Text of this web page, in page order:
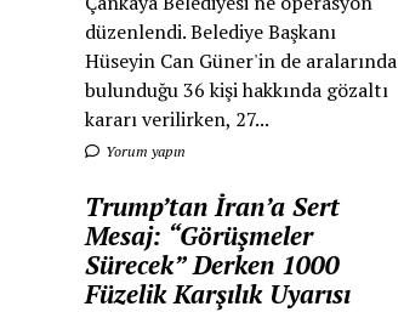
düzenlendi. Belediye Başkanı
Hüseyin Can Güner'in de aralarında
bulunduğu 36 kişi hakkında gözaltı
kararı verilirken, 27...
Yorum yapın
Trump’tan İran’a Sert
Mesaj: “Görüşmeler
Sürecek” Derken 1000
Füzelik Karşılık Uyarısı